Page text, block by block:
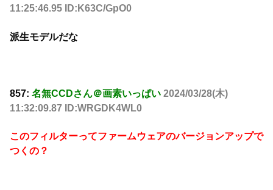
11:25:46.95 ID:K63C/GpO0
派生モデルだな
857: 名無CCDさん＠画素いっぱい 2024/03/28(木)
11:32:09.87 ID:WRGDK4WL0
このフィルターってファームウェアのバージョンアップで
つくの？